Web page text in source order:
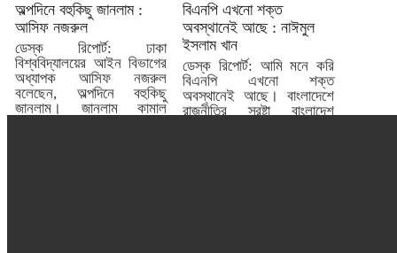
অল্পদিনে বহুকিছু জানলাম :
আসিফ নজরুল
ডেস্ক রিপোর্ট: ঢাকা
বিশ্ববিদ্যালয়ের আইন বিভাগের
অধ্যাপক আসিফ নজরুল
বলেছেন, অল্পদিনে বহুকিছু
জানলাম। জানলাম কামাল
বিএনপি এখনো শক্ত
অবস্থানেই আছে : নাঈমুল
ইসলাম খান
ডেস্ক রিপোর্ট: আমি মনে করি
বিএনপি এখনো শক্ত
অবস্থানেই আছে। বাংলাদেশে
রাজনীতির স্রষ্টা বাংলাদেশ